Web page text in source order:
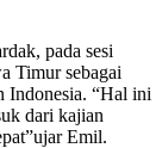
pada sesi
Timur sebagai
Indonesia. “Hal ini
dari kajian
Emil.